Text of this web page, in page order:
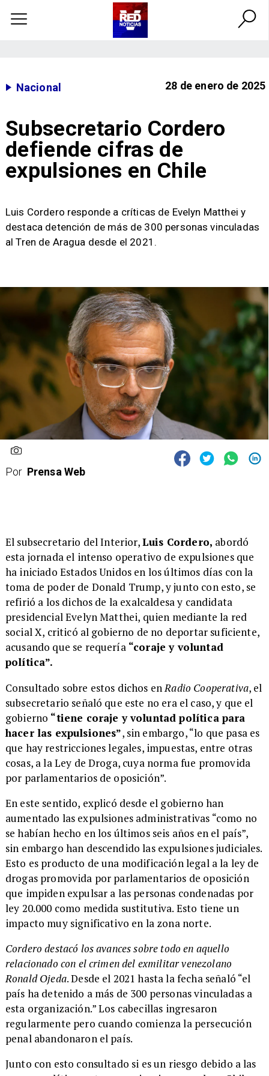
Nacional 28 de enero de 2025
Subsecretario Cordero
defiende cifras de
expulsiones en Chile
Luis Cordero responde a críticas de Evelyn Matthei y
destaca detención de más de 300 personas vinculadas
al Tren de Aragua desde el 2021.
Por Prensa Web
El subsecretario del Interior,Luis Cordero, abordó
esta jornada el intenso operativo de expulsiones que
ha iniciado Estados Unidos en los últimos días con la
toma de poder de Donald Trump, y junto con esto, se
refirió a los dichos de la exalcaldesa y candidata
presidencial Evelyn Matthei, quien mediante la red
social X, criticó al gobierno de no deportar suficiente,
acusando que se requería “coraje y voluntad
política”.
Consultado sobre estos dichos en Radio Cooperativa, el
subsecretario señaló que este no era el caso, y que el
gobierno “tiene coraje y voluntad política para
hacer las expulsiones”, sin embargo, “lo que pasa es
que hay restricciones legales, impuestas, entre otras
cosas, a la Ley de Droga, cuya norma fue promovida
por parlamentarios de oposición”.
En este sentido, explicó desde el gobierno han
aumentado las expulsiones administrativas “como no
se habían hecho en los últimos seis años en el país”,
sin embargo han descendido las expulsiones judiciales.
Esto es producto de una modificación legal a la ley de
drogas promovida por parlamentarios de oposición
que impiden expulsar a las personas condenadas por
ley 20.000 como medida sustitutiva. Esto tiene un
impacto muy significativo en la zona norte.
Cordero destacó los avances sobre todo en aquello
relacionado con el crimen del exmilitar venezolano
Ronald Ojeda. Desde el 2021 hasta la fecha señaló “el
país ha detenido a más de 300 personas vinculadas a
esta organización.” Los cabecillas ingresaron
regularmente pero cuando comienza la persecución
penal abandonaron el país.
Junto con esto consultado si es un riesgo debido a las